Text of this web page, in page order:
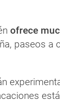
ofrece
paseos a